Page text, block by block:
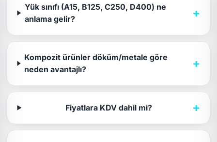
Yük sınıfı (A15, B125, C250, D400) ne
anlama gelir?
+
Kompozit ürünler döküm/metale göre
neden avantajlı?
+
Fiyatlara KDV dahil mi? +